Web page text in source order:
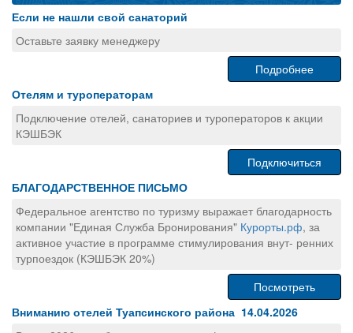
Если не нашли свой санаторий
Оставьте заявку менеджеру
Подробнее
Отелям и туроператорам
Подключение отелей, санаториев и туроператоров к акции
КЭШБЭК
Подключиться
БЛАГОДАРСТВЕННОЕ ПИСЬМО
Федеральное агентство по туризму выражает благодарность
компании "Единая Служба Бронирования" Курорты.рф, за
активное участие в программе стимулирования внут- ренних
турпоездок (КЭШБЭК 20%)
Посмотреть
Вниманию отелей Туапсинского района 14.04.2026